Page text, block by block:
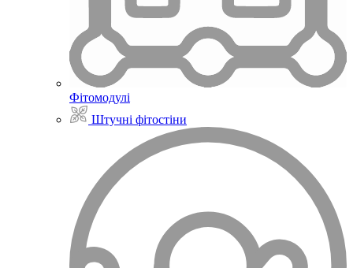
Фітомодулі
Штучні фітостіни